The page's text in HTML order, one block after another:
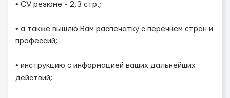
• CV резюме - 2,3 стр.;
• а также вышлю Вам распечатку с перечнем стран и
профессий;
• инструкцию с информацией ваших дальнейших
действий;